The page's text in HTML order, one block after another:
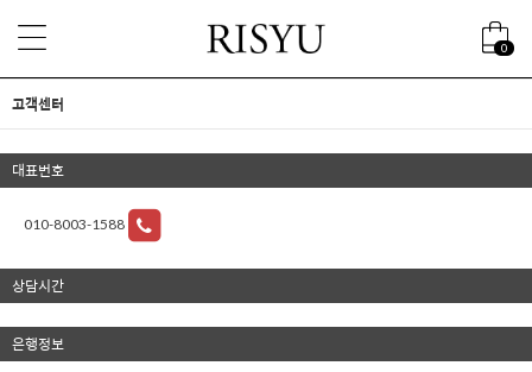
0
고객센터
대표번호
010-8003-1588
상담시간
은행정보